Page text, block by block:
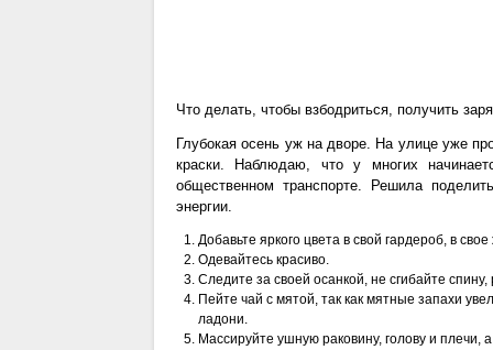
Что делать, чтобы взбодриться, получить
Глубокая осень уж на дворе. На улице уже
краски. Наблюдаю, что у многих
общественном транспорте. Решила
энергии.
Добавьте яркого цвета в свой гардероб, в
Одевайтесь красиво.
Следите за своей осанкой, не сгибайте
Пейте чай с мятой, так как мятные запахи
ладони.
Массируйте ушную раковину, голову и плечи,